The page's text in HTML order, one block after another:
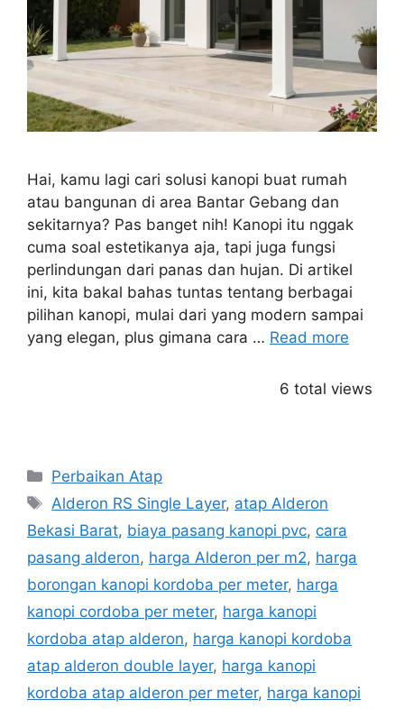
Hai, kamu lagi cari solusi kanopi buat rumah
atau bangunan di area Bantar Gebang dan
sekitarnya? Pas banget nih! Kanopi itu nggak
cuma soal estetikanya aja, tapi juga fungsi
perlindungan dari panas dan hujan. Di artikel
ini, kita bakal bahas tuntas tentang berbagai
pilihan kanopi, mulai dari yang modern sampai
yang elegan, plus gimana cara … Read more
6 total views
Categories
Perbaikan Atap
Tags
Alderon RS Single Layer, atap Alderon
Bekasi Barat, biaya pasang kanopi pvc, cara
pasang alderon, harga Alderon per m2, harga
borongan kanopi kordoba per meter, harga
kanopi cordoba per meter, harga kanopi
kordoba atap alderon, harga kanopi kordoba
atap alderon double layer, harga kanopi
kordoba atap alderon per meter, harga kanopi